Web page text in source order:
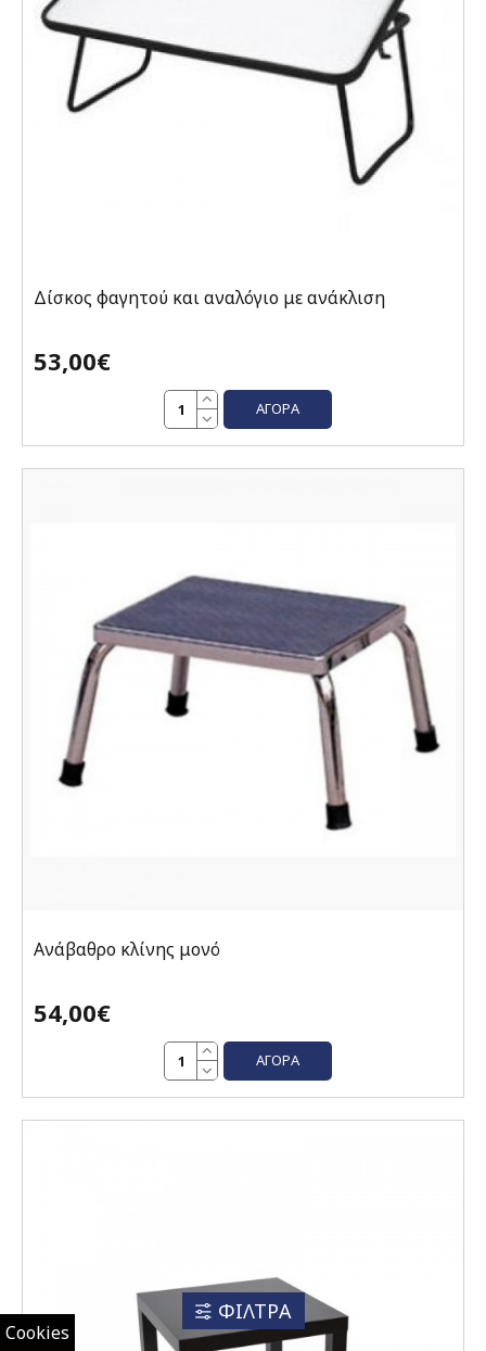
Cookies
Δίσκος φαγητού και αναλόγιο με ανάκλιση
53,00€
ΑΓΟΡΆ
Ανάβαθρο κλίνης μονό
54,00€
ΑΓΟΡΆ
ΦΙΛΤΡΑ